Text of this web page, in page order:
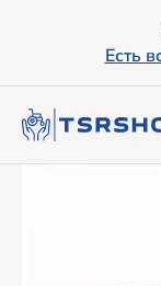
Есть